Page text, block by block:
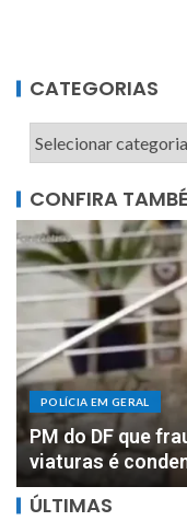
CATEGORIAS
CONFIRA
POLÍCIA EM GERAL
DOIS MILHÕES:
motorista de
ÚLTIMAS